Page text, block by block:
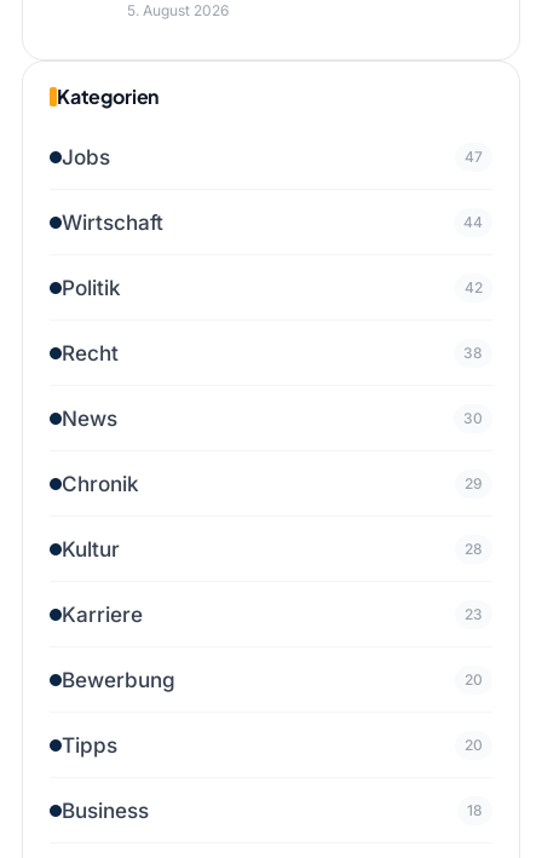
5. August 2026
Kategorien
Jobs 47
Wirtschaft 44
Politik 42
Recht 38
News 30
Chronik 29
Kultur 28
Karriere 23
Bewerbung 20
Tipps 20
Business 18